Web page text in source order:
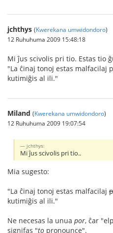
jchthys (Kwerekana umwidondoro)
12 Ruhuhuma 2009 15:48:18
Mi ĵus scivolis pri tio. Estas tio
"La ĉinaj tonoj estas malfacilaj
kutimiĝis al ili."
Miland (Kwerekana umwidondoro)
12 Ruhuhuma 2009 19:07:54
jchthys:
Mi ĵus scivolis pri tio..
Mia sugesto:
"La ĉinaj tonoj estas malfacilaj
kutimiĝis al ili."
Ne necesas la unua por, ĉar
signifas "to pronounce".